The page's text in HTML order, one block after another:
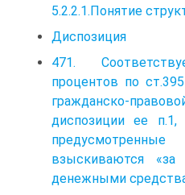
5.2.2.1.Понятие
Диспозиция
471.
процентов по
гражданско-
диспозиции ее п.1,
взыскиваются «за
денежными